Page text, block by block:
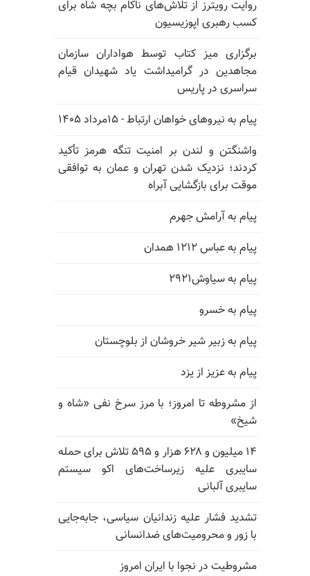
روایت رویترز از تلاش‌های ناکام بچه شاه برای
کسب رهبری اپوزیسیون
برگزاری میز کتاب توسط هواداران سازمان
مجاهدین در گرامیداشت یاد شهیدان قیام
سراسری در پاریس
پیام به نیروهای خواهان ارتباط - ۱۵مرداد ۱۴۰۵
واشنگتن و لندن بر امنیت تنگه هرمز تأکید
کردند؛ نزدیک شدن تهران و عمان به توافقی
موقت برای بازگشایی آبراه
پیام به آرامش جهرم
پیام به عباس ۱۲۱۲ همدان
پیام به سیاوش۲۹۲۱
پیام به خسرو
پیام به زبیر شیر خروشان از بلوچستان
پیام به عزیز از یزد
از مشروطه تا امروز؛ با مرز سرخ نفی «شاه و
شیخ»
۱۴ میلیون و ۶۲۸ هزار و ۵۹۵ تلاش برای حمله
سایبری علیه زیرساخت‌های اکو سیستم
سایبری آلبانی
تشدید فشار علیه زندانیان سیاسی، جابه‌جایی
با زور و محرومیت‌های ضدانسانی
مشروطیت در نجوا با ایران امروز